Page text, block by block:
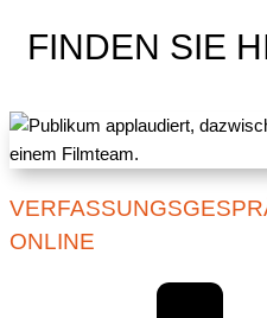
FINDEN SIE
ONLINE